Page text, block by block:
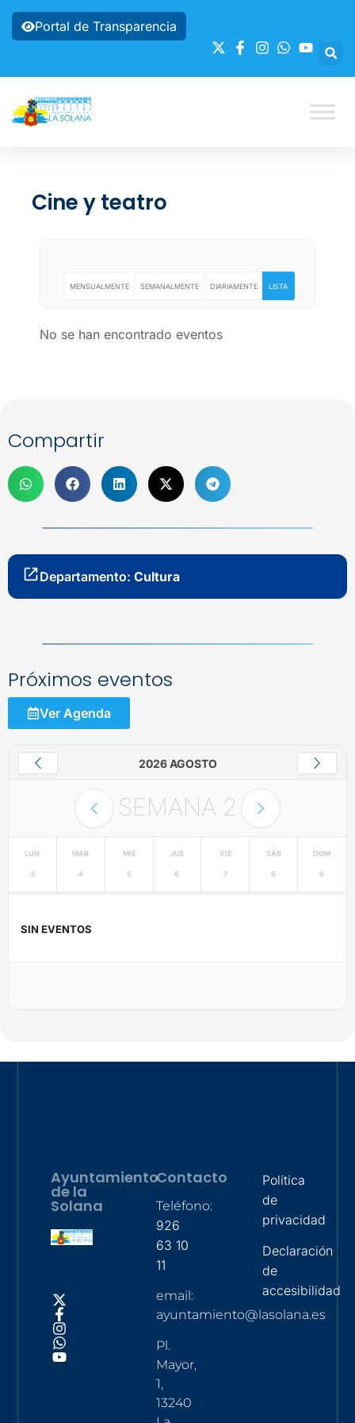
Portal de Transparencia
Cine y teatro
MENSUALMENTE SEMANALMENTE DIARIAMENTE LISTA
No se han encontrado eventos
Compartir
Departamento: Cultura
Próximos eventos
Ver Agenda
2026 AGOSTO
SEMANA 2
LUN
3
MAR
4
MIÉ
5
JUE
6
VIE
7
SÁB
8
DOM
9
SIN EVENTOS
Ayuntamiento
de la
Solana
Contacto
Teléfono:
926
63 10
11
email:
ayuntamiento@lasolana.es
Pl.
Mayor,
1,
13240
Política
de
privacidad
Declaración
de
accesibilidad